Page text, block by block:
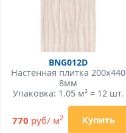
BNG012D
Настенная плитка 200x440
8мм
Упаковка: 1.05 м² = 12 шт.
770 руб/ м2 Купить